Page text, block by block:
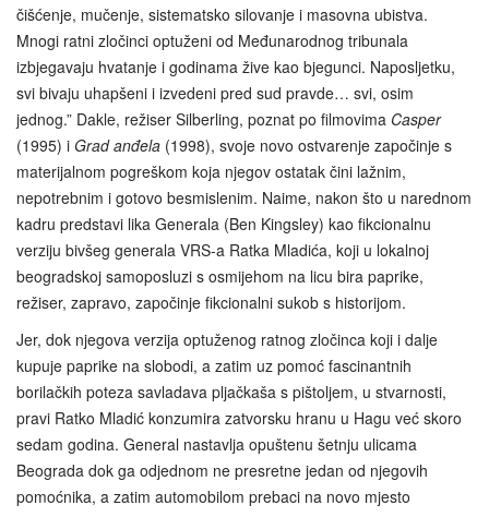
čišćenje, mučenje, sistematsko silovanje i masovna ubistva.
Mnogi ratni zločinci optuženi od Međunarodnog tribunala
izbjegavaju hvatanje i godinama žive kao bjegunci. Naposljetku,
svi bivaju uhapšeni i izvedeni pred sud pravde… svi, osim
jednog.” Dakle, režiser Silberling, poznat po filmovima Casper
(1995) i Grad anđela (1998), svoje novo ostvarenje započinje s
materijalnom pogreškom koja njegov ostatak čini lažnim,
nepotrebnim i gotovo besmislenim. Naime, nakon što u narednom
kadru predstavi lika Generala (Ben Kingsley) kao fikcionalnu
verziju bivšeg generala VRS-a Ratka Mladića, koji u lokalnoj
beogradskoj samoposluzi s osmijehom na licu bira paprike,
režiser, zapravo, započinje fikcionalni sukob s historijom.
Jer, dok njegova verzija optuženog ratnog zločinca koji i dalje
kupuje paprike na slobodi, a zatim uz pomoć fascinantnih
borilačkih poteza savladava pljačkaša s pištoljem, u stvarnosti,
pravi Ratko Mladić konzumira zatvorsku hranu u Hagu već skoro
sedam godina. General nastavlja opuštenu šetnju ulicama
Beograda dok ga odjednom ne presretne jedan od njegovih
pomoćnika, a zatim automobilom prebaci na novo mjesto